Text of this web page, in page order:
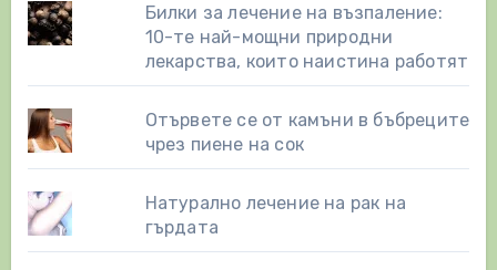
Билки за лечение на възпаление:
10-те най-мощни природни
лекарства, които наистина работят
Отървете се от камъни в бъбреците
чрез пиене на сок
Натурално лечение на рак на
гърдата